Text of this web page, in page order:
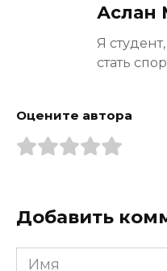
Аслан
Я
стать
Оцените автора
Добавить
Имя